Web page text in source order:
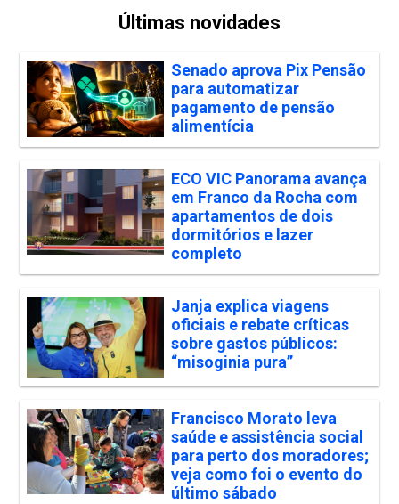
Últimas novidades
Senado aprova Pix Pensão
para automatizar
pagamento de pensão
alimentícia
ECO VIC Panorama avança
em Franco da Rocha com
apartamentos de dois
dormitórios e lazer
completo
Janja explica viagens
oficiais e rebate críticas
sobre gastos públicos:
“misoginia pura”
Francisco Morato leva
saúde e assistência social
para perto dos moradores;
veja como foi o evento do
último sábado